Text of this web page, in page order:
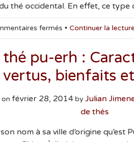
thé occidental. En effet, ce
ferméssur
Le
jaune
Histoire,
Bienfaits
• Continuer la
thé pu-erh :
vertus, bienfaits
février 28, 2014 by Julian
de thés
nom à sa ville d’origine qu’est